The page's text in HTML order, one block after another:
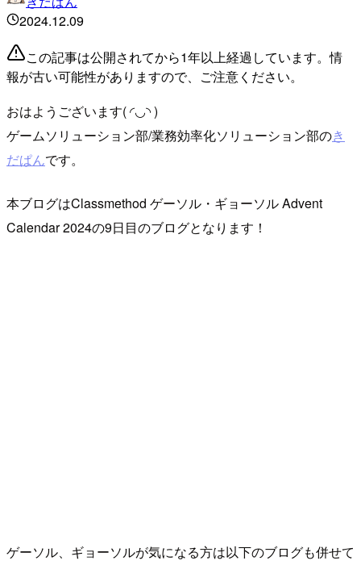
2024.12.09
この記事は公開されてから1年以上経過しています。情
報が古い可能性がありますので、ご注意ください。
おはようございます( ◜◡◝ )
ゲームソリューション部/業務効率化ソリューション部のき
だぱんです。
本ブログはClassmethod ゲーソル・ギョーソル Advent
Calendar 2024の9日目のブログとなります！
ゲーソル、ギョーソルが気になる方は以下のブログも併せて